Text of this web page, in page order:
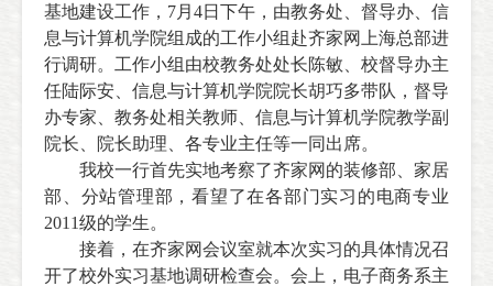
基地建设工作， 7月 4日下午， 由教务处、督导办、信
息与计算机学院组成的工作小组赴齐家网上海总部进
行调研。 工作小组由校教务处处长陈敏、校督导办主
任陆际安、信息与计算机学院院长胡巧多带队，督导
办专家、教务处相关教师、信息与计算机学院教学副
院长、院长助理、各专业主任等一同出席。
我校一行首先实地考察了齐家网的装修部、家居
部、分站管理部，看望了在各部门实习的电商专业
2011级的学生。
接着，在齐家网会议室就本次实习的具体情况召
开了校外实习基地调研检查会。会上，电子商务系主